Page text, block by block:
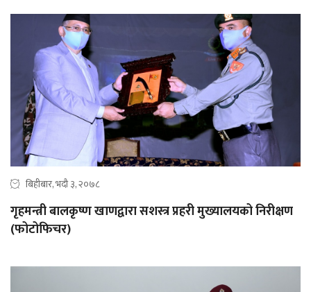
बिहीबार, भदौ ३, २०७८
गृहमन्त्री बालकृष्ण खाणद्वारा सशस्त्र प्रहरी मुख्यालयको निरीक्षण
(फोटोफिचर)